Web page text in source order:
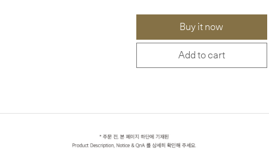
Buy it now
Add to cart